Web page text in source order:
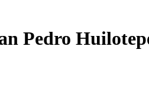
Pedro